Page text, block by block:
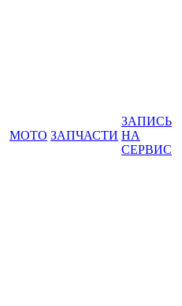
МОТО ЗАПЧАСТИ
ЗАПИСЬ
НА
СЕРВИС